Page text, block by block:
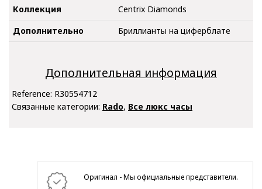
Коллекция
Centrix Diamonds
Дополнительно
Бриллианты на циферблате
Дополнительная информация
Reference: R30554712
Связанные категории: Rado, Все люкс часы
Оригинал - Мы официальные представители.